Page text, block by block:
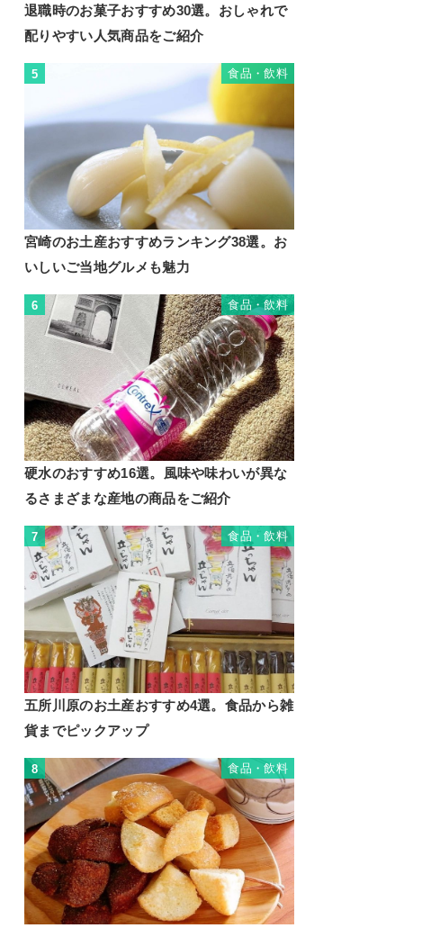
退職時のお菓子おすすめ30選。おしゃれで
配りやすい人気商品をご紹介
5 食品・飲料
宮崎のお土産おすすめランキング38選。お
いしいご当地グルメも魅力
6 食品・飲料
硬水のおすすめ16選。風味や味わいが異な
るさまざまな産地の商品をご紹介
7 食品・飲料
五所川原のお土産おすすめ4選。食品から雑
貨までピックアップ
8 食品・飲料